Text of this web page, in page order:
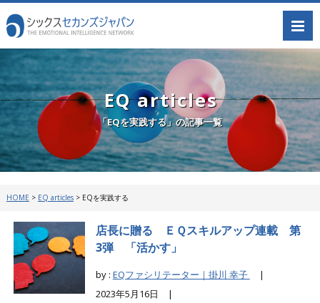
EQ articles
「EQを実践する」の記事一覧
HOME > EQ articles> EQを実践する
店長に贈る ＥＱスキルアップ連載 第
3弾 「活かす」
by : EQファシリテーター｜掛川 幸子
|
2023年5月16日 |